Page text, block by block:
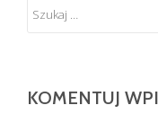
KOMENTUJ